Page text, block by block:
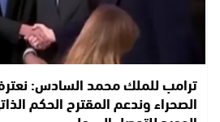
ترامب للملك محمد السادس:
الصحراء وندعم المقترح الحكم